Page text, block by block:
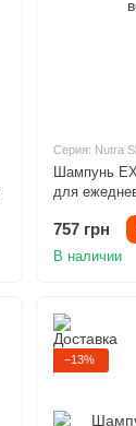
Серия: Nutra
Шампунь
для
757 грн
В наличии
−13%